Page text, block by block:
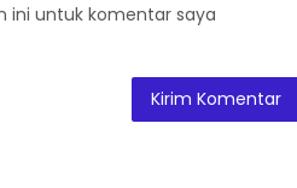
ini untuk komentar saya